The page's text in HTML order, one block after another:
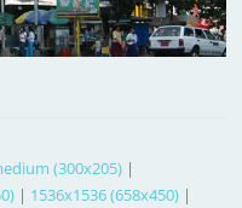
(300x205) |
| 1536x1536 (658x450) |